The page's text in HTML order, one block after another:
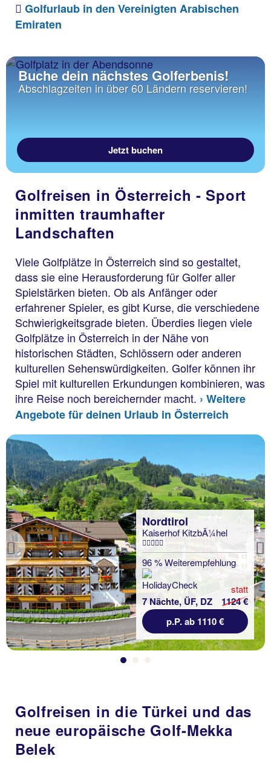
Golfurlaub in den Vereinigten Arabischen
Emiraten
Buche dein nächstes Golferbenis!
Abschlagzeiten in über 60 Ländern reservieren!
Jetzt buchen
Golfreisen in Österreich - Sport
inmitten traumhafter
Landschaften
Viele Golfplätze in Österreich sind so gestaltet,
dass sie eine Herausforderung für Golfer aller
Spielstärken bieten. Ob als Anfänger oder
erfahrener Spieler, es gibt Kurse, die verschiedene
Schwierigkeitsgrade bieten. Überdies liegen viele
Golfplätze in Österreich in der Nähe von
historischen Städten, Schlössern oder anderen
kulturellen Sehenswürdigkeiten. Golfer können ihr
Spiel mit kulturellen Erkundungen kombinieren, was
ihre Reise noch bereichernder macht. › Weitere
Angebote für deinen Urlaub in Österreich
Previous
Nordtirol
Kaiserhof KitzbÃ¼hel
96 % Weiterempfehlung
7 Nächte, ÜF, DZ
statt
1124 €
p.P. ab 1110 €
Golfreisen in die Türkei und das
neue europäische Golf-Mekka
Belek